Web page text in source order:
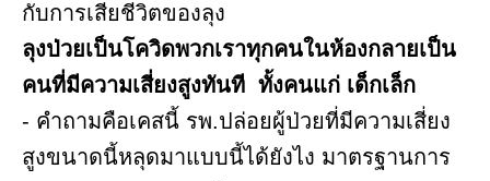
กับการเสียชีวิตของลุง
ลุงป่วยเป็นโควิดพวกเราทุกคนในห้องกลายเป็น
คนที่มีความเสี่ยงสูงทันที ทั้งคนแก่ เด็กเล็ก
- คำถามคือเคสนี้ รพ.ปล่อยผู้ป่วยที่มีความเสี่ยง
สูงขนาดนี้หลุดมาแบบนี้ได้ยังไง มาตรฐานการ